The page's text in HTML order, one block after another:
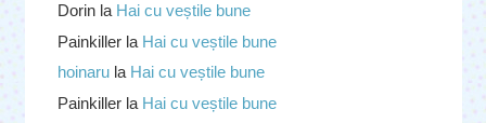
Dorinla Hai cu veștile bune
Painkillerla Hai cu veștile bune
hoinarula Hai cu veștile bune
Painkillerla Hai cu veștile bune